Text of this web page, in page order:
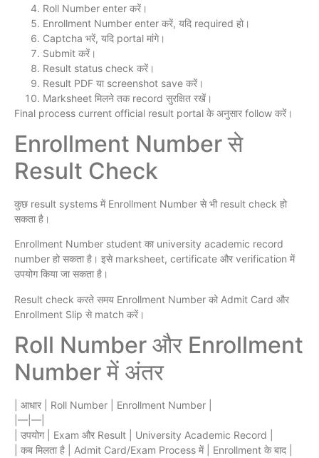
Roll Number enter करें।
Enrollment Number enter करें, यदि required हो।
Captcha भरें, यदि portal मांगे।
Submit करें।
Result status check करें।
Result PDF या screenshot save करें।
Marksheet मिलने तक record सुरक्षित रखें।
Final process current official result portal के अनुसार follow करें।
Enrollment Number से
Result Check
कुछ result systems में Enrollment Number से भी result check हो
सकता है।
Enrollment Number student का university academic record
number हो सकता है। इसे marksheet, certificate और verification में
उपयोग किया जा सकता है।
Result check करते समय Enrollment Number को Admit Card और
Enrollment Slip से match करें।
Roll Number और Enrollment
Number में अंतर
| आधार | Roll Number | Enrollment Number |
|—|—|
| उपयोग | Exam और Result | University Academic Record |
| कब मिलता है | Admit Card/Exam Process में | Enrollment के बाद |